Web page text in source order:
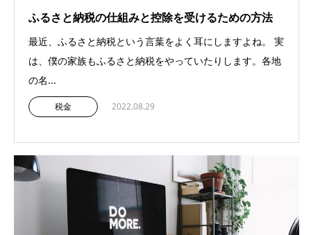
ふるさと納税の仕組みと控除を受けるための方法
最近、ふるさと納税という言葉をよく耳にしますよね。 実
は、僕の家族もふるさと納税をやっていたりします。各地
の名...
税金 2022.08.29